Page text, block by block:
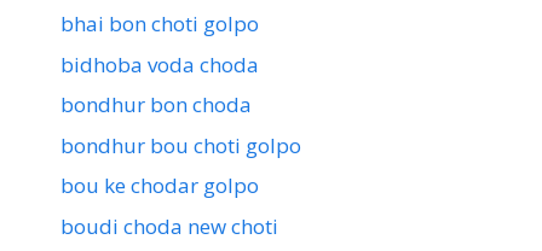
bhai bon choti golpo
bidhoba voda choda
bondhur bon choda
bondhur bou choti golpo
bou ke chodar golpo
boudi choda new choti